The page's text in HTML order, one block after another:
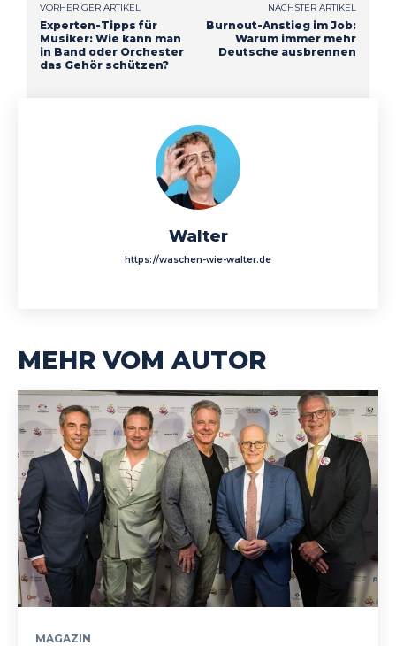
VORHERIGER ARTIKEL
Experten-Tipps für
Musiker: Wie kann man
in Band oder Orchester
das Gehör schützen?
NÄCHSTER ARTIKEL
Burnout-Anstieg im Job:
Warum immer mehr
Deutsche ausbrennen
Walter
https://waschen-wie-walter.de
MEHR VOM AUTOR
MAGAZIN